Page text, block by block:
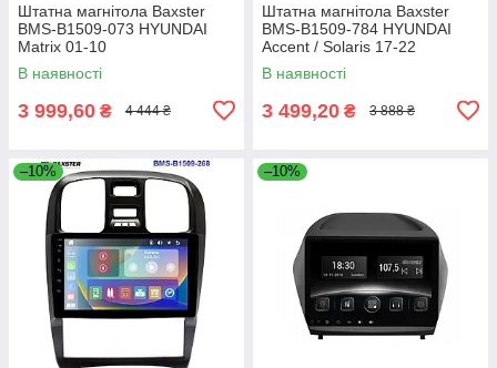
Штатна магнітола Baxster
BMS-B1509-073 HYUNDAI
Matrix 01-10
В наявності
3 999,60 ₴ 4 444 ₴
Штатна магнітола Baxster
BMS-B1509-784 HYUNDAI
Accent / Solaris 17-22
В наявності
3 499,20 ₴ 3 888 ₴
–10% –10%